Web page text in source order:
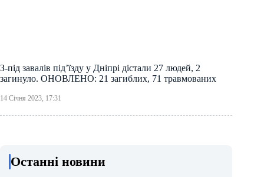
З-під завалів під’їзду у Дніпрі дістали 27 людей, 2
загинуло. ОНОВЛЕНО: 21 загиблих, 71 травмованих
14 Січня 2023, 17:31
Останні новини